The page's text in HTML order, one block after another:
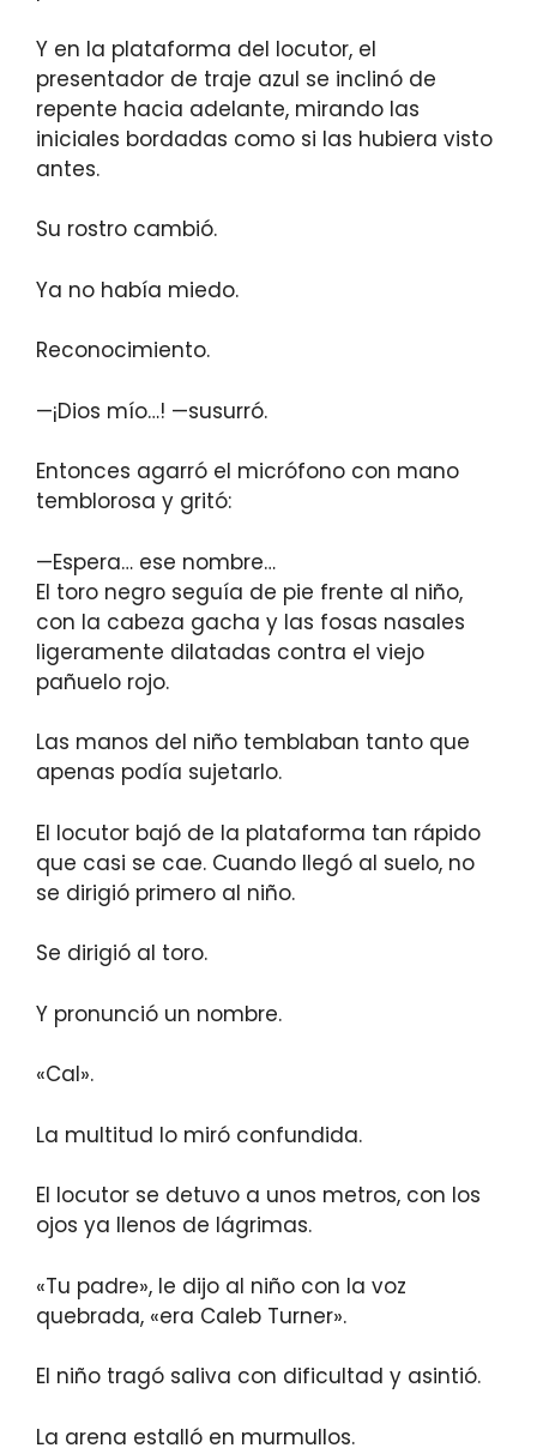
Y en la plataforma del locutor, el
presentador de traje azul se inclinó de
repente hacia adelante, mirando las
iniciales bordadas como si las hubiera visto
antes.
Su rostro cambió.
Ya no había miedo.
Reconocimiento.
—¡Dios mío…! —susurró.
Entonces agarró el micrófono con mano
temblorosa y gritó:
—Espera… ese nombre…
El toro negro seguía de pie frente al niño,
con la cabeza gacha y las fosas nasales
ligeramente dilatadas contra el viejo
pañuelo rojo.
Las manos del niño temblaban tanto que
apenas podía sujetarlo.
El locutor bajó de la plataforma tan rápido
que casi se cae. Cuando llegó al suelo, no
se dirigió primero al niño.
Se dirigió al toro.
Y pronunció un nombre.
«Cal».
La multitud lo miró confundida.
El locutor se detuvo a unos metros, con los
ojos ya llenos de lágrimas.
«Tu padre», le dijo al niño con la voz
quebrada, «era Caleb Turner».
El niño tragó saliva con dificultad y asintió.
La arena estalló en murmullos.